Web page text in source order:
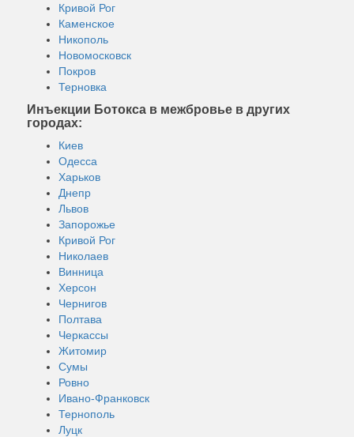
Кривой Рог
Каменское
Никополь
Новомосковск
Покров
Терновка
Инъекции Ботокса в межбровье в других
городах:
Киев
Одесса
Харьков
Днепр
Львов
Запорожье
Кривой Рог
Николаев
Винница
Херсон
Чернигов
Полтава
Черкассы
Житомир
Сумы
Ровно
Ивано-Франковск
Тернополь
Луцк